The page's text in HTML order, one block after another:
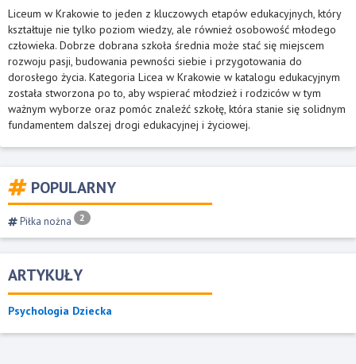
POPULARNY
Piłka nożna 2
ARTYKUŁY
Psychologia Dziecka
Liceum w Krakowie to jeden z kluczowych etapów edukacyjnych, który
kształtuje nie tylko poziom wiedzy, ale również osobowość młodego
człowieka. Dobrze dobrana szkoła średnia może stać się miejscem
rozwoju pasji, budowania pewności siebie i przygotowania do
dorosłego życia. Kategoria Licea w Krakowie w katalogu edukacyjnym
została stworzona po to, aby wspierać młodzież i rodziców w tym
ważnym wyborze oraz pomóc znaleźć szkołę, która stanie się solidnym
fundamentem dalszej drogi edukacyjnej i życiowej.